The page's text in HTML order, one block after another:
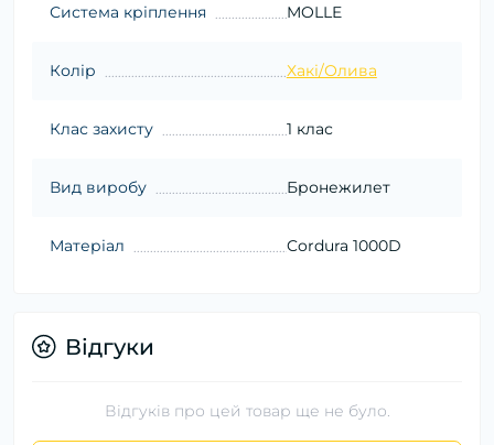
Система кріплення MOLLE
Колір Хакі/Олива
Клас захисту 1 клас
Вид виробу Бронежилет
Матеріал Cordura 1000D
Відгуки
Відгуків про цей товар ще не було.